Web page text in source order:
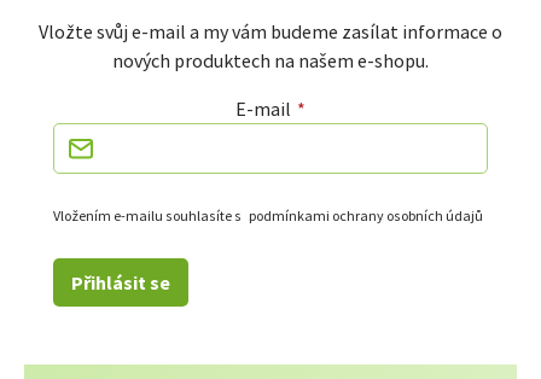
Vložte svůj e-mail a my vám budeme zasílat informace o
nových produktech na našem e-shopu.
E-mail
Vložením e-mailu souhlasíte s podmínkami ochrany osobních údajů
Přihlásit se